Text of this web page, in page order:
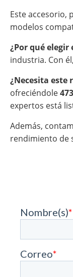
Este accesorio,
modelos
¿Por qué elegir
industria. Con
¿Necesita este
ofreciéndole
expertos está
Además,
rendimiento de